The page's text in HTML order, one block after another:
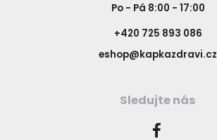
Po - Pá 8:00 - 17:00
+420 725 893 086
eshop@kapkazdravi.cz
Sledujte nás